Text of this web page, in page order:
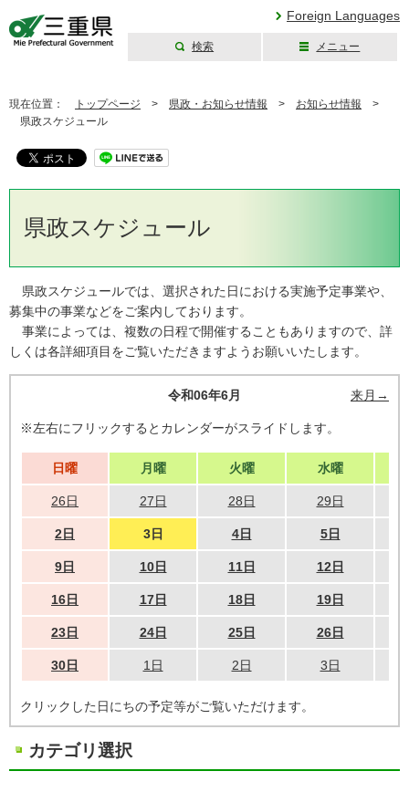
Foreign Languages
検索 メニュー
現在位置： トップページ > 県政・お知らせ情報 > お知らせ情報 >
県政スケジュール
県政スケジュール
県政スケジュールでは、選択された日における実施予定事業や、
募集中の事業などをご案内しております。
事業によっては、複数の日程で開催することもありますので、詳
しくは各詳細項目をご覧いただきますようお願いいたします。
令和06年6月 来月→
※左右にフリックするとカレンダーがスライドします。
日曜 月曜 火曜 水曜
26日 27日 28日 29日
2日 3日 4日 5日
9日 10日 11日 12日
16日 17日 18日 19日
23日 24日 25日 26日
30日 1日 2日 3日
クリックした日にちの予定等がご覧いただけます。
カテゴリ選択